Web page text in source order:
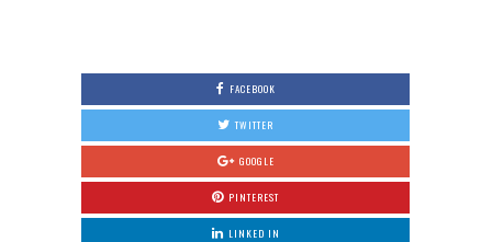
FACEBOOK
TWITTER
GOOGLE
PINTEREST
LINKED IN